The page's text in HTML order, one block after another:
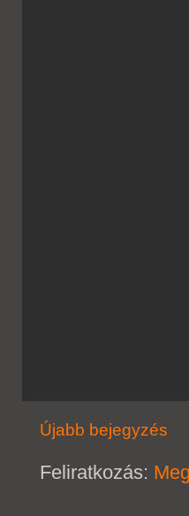
Újabb bejegyzés
Feliratkozás: